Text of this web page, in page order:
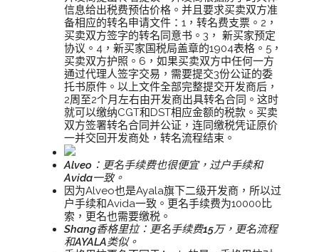
信息给出税费预估价格。并且要求买卖双方准
备相应的转名申请文件：1，转名费支票。2，
买卖双方签字的转名同意书。3， 新买家预定
协议。4，新买家国税局盖章的1904表格。5，
买卖双方护照。6，如果买卖双方中任何一方
通过代理人签字交易，需要提交3份公证的委
托书原件。以上文件全部完整提交开发商后，
2周至2个月左右由开发商出具转名合同。这时
就可以缴纳CGT和DST相应金额的税款。买卖
双方签署转名合同并公证，连同缴税凭证原价
一并交回开发商处，转名流程结束。
Alveo： 更名手续费也很便宜，过户手续和
Avida一致。
因为Alveo也是Ayala旗下二级开发商，所以过
户手续和Avida一致。更名手续费为10000比
索，更名也需要缴税。
Shang香格里拉：更名手续费15万，更名流程
和AYALA类似。